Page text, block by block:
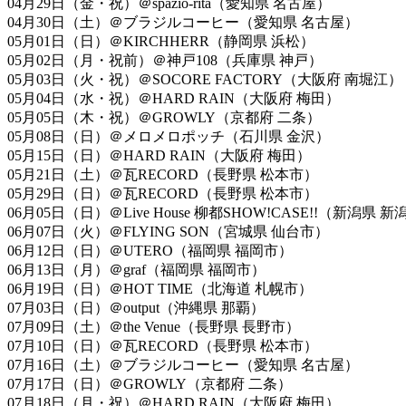
04月29日（金・祝）＠spazio-rita（愛知県 名古屋）
04月30日（土）＠ブラジルコーヒー（愛知県 名古屋）
05月01日（日）＠KIRCHHERR（静岡県 浜松）
05月02日（月・祝前）＠神戸108（兵庫県 神戸）
05月03日（火・祝）＠SOCORE FACTORY（大阪府 南堀江）
05月04日（水・祝）＠HARD RAIN（大阪府 梅田）
05月05日（木・祝）＠GROWLY（京都府 二条）
05月08日（日）＠メロメロポッチ（石川県 金沢）
05月15日（日）＠HARD RAIN（大阪府 梅田）
05月21日（土）＠瓦RECORD（長野県 松本市）
05月29日（日）＠瓦RECORD（長野県 松本市）
06月05日（日）＠Live House 柳都SHOW!CASE!!（新潟県 新
06月07日（火）＠FLYING SON（宮城県 仙台市）
06月12日（日）＠UTERO（福岡県 福岡市）
06月13日（月）＠graf（福岡県 福岡市）
06月19日（日）＠HOT TIME（北海道 札幌市）
07月03日（日）＠output（沖縄県 那覇）
07月09日（土）＠the Venue（長野県 長野市）
07月10日（日）＠瓦RECORD（長野県 松本市）
07月16日（土）＠ブラジルコーヒー（愛知県 名古屋）
07月17日（日）＠GROWLY（京都府 二条）
07月18日（月・祝）＠HARD RAIN（大阪府 梅田）